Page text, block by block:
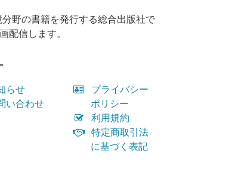
野の書籍を発行する総合出版社で
配信します。
らせ
い合わせ
プライバシー
ポリシー
利用規約
特定商取引法
に基づく表記